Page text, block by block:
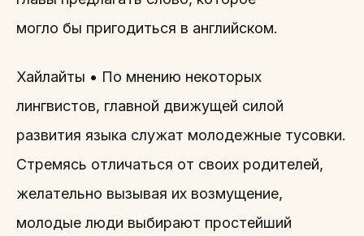
могло бы пригодиться в английском.
Хайлайты • По мнению некоторых
лингвистов, главной движущей силой
развития языка служат молодежные тусовки.
Стремясь отличаться от своих родителей,
желательно вызывая их возмущение,
молодые люди выбирают простейший